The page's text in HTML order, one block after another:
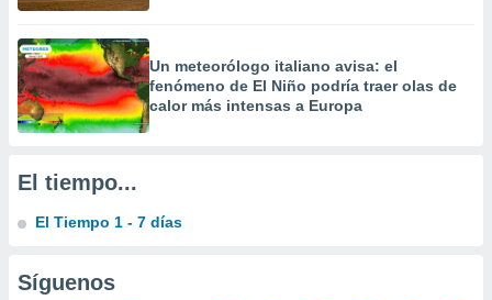
Un meteorólogo italiano avisa: el
fenómeno de El Niño podría traer olas de
calor más intensas a Europa
El tiempo...
El Tiempo 1 - 7 días
Síguenos